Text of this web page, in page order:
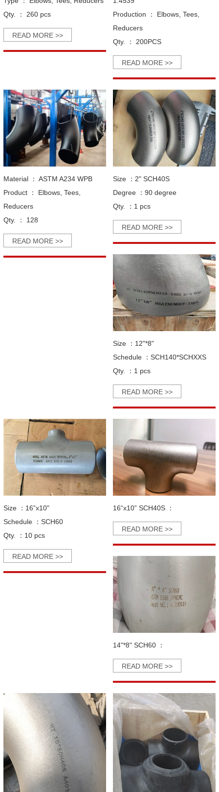
Qty. ：
260 pcs
READ MORE >>
Production ：
Elbows, Tees,
Reducers
Qty. ：
200PCS
READ MORE >>
Material ： ASTM A234 WPB
Product ：
Elbows, Tees,
Reducers
Qty. ：
128
READ MORE >>
Size ： 2" SCH40S
Degree ： 90 degree
Qty. ： 1 pcs
READ MORE >>
Size ： 12"*8"
Schedule ： SCH140*SCHXXS
Qty. ： 1 pcs
READ MORE >>
Size ： 16”x10"
Schedule ： SCH60
Qty. ： 10 pcs
READ MORE >>
16“x10” SCH40S ：
READ MORE >>
14"*8" SCH60 ：
READ MORE >>